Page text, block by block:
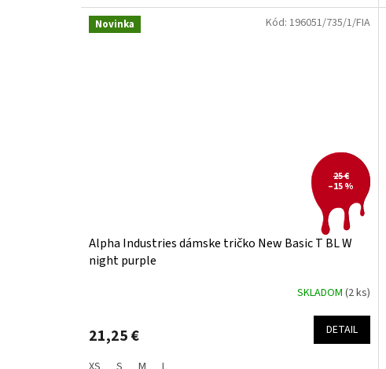
Novinka
25 €
–15 %
Alpha Industries dámske tričko New Basic T BL W
night purple
SKLADOM(2 ks)
21,25 € DETAIL
Kód:196051/735/1/FIA